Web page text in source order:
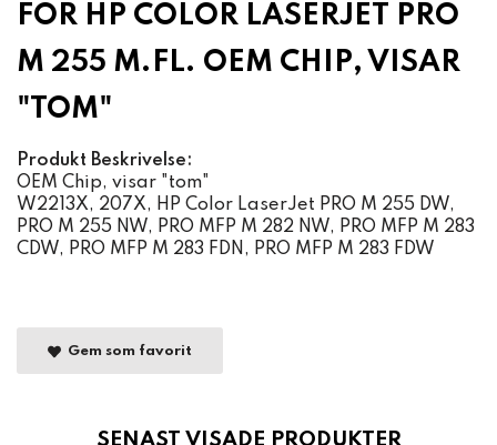
FOR HP COLOR LASERJET PRO
M 255 M.FL. OEM CHIP, VISAR
"TOM"
Produkt Beskrivelse:
OEM Chip, visar "tom"
W2213X, 207X, HP Color LaserJet PRO M 255 DW,
PRO M 255 NW, PRO MFP M 282 NW, PRO MFP M 283
CDW, PRO MFP M 283 FDN, PRO MFP M 283 FDW
Gem som favorit
SENAST VISADE PRODUKTER